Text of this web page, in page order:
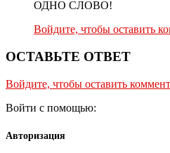
ОДНО СЛОВО!
Войдите, чтобы оставить
ОСТАВЬТЕ ОТВЕТ
Войдите, чтобы оставить
Войти с помощью:
Авторизация